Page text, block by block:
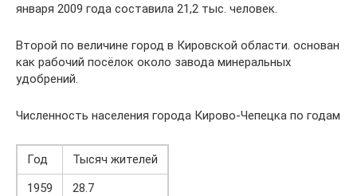
января 2009 года составила 21,2 тыс. человек.
Второй по величине город в Кировской области. основан
как рабочий посёлок около завода минеральных
удобрений.
Численность населения города Кирово-Чепецка по годам
Год
Тысяч жителей
1959
28.7